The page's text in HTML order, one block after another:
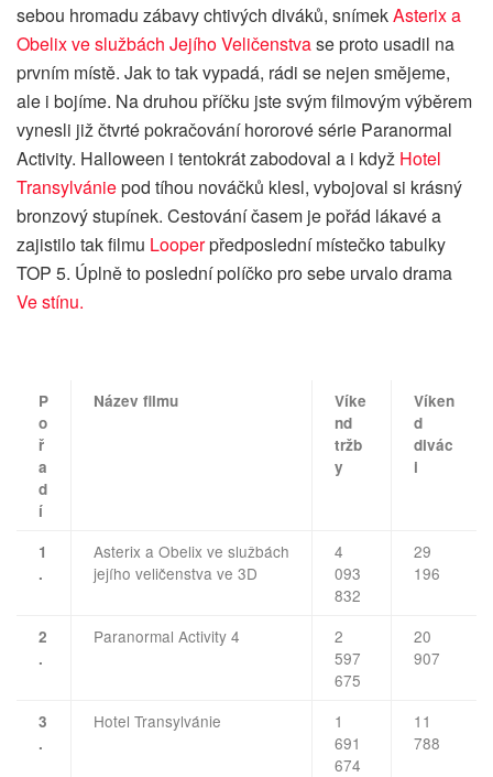
sebou hromadu zábavy chtivých diváků, snímekAsterix a
Obelix ve službách Jejího Veličenstvase proto usadil na
prvním místě. Jak to tak vypadá, rádi se nejen smějeme,
ale i bojíme. Na druhou příčku jste svým filmovým výběrem
vynesli již čtvrté pokračování hororové série Paranormal
Activity. Halloween i tentokrát zabodoval a i když Hotel
Transylvániepod tíhou nováčků klesl, vybojoval si krásný
bronzový stupínek. Cestování časem je pořád lákavé a
zajistilo tak filmu Looperpředposlední místečko tabulky
TOP 5. Úplně to poslední políčko pro sebe urvalo drama
Ve stínu.
P
o
ř
a
d
í
Název filmu
Víke
nd
tržb
y
Víken
d
divác
i
1
.
Asterix a Obelix ve službách
jejího veličenstva ve 3D
4
093
832
29
196
2
.
Paranormal Activity 4
2
597
675
20
907
3
.
Hotel Transylvánie
1
691
674
11
788